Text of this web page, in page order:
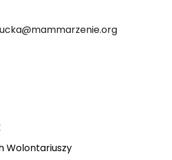
Wolontariuszy